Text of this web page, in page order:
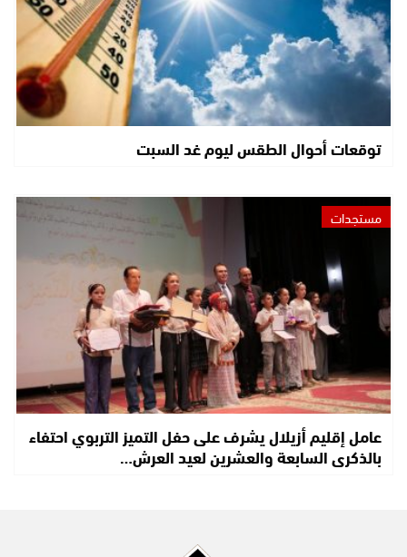
توقعات أحوال الطقس ليوم غد السبت
مستجدات
عامل إقليم أزيلال يشرف على حفل التميز التربوي احتفاء
بالذكرى السابعة والعشرين لعيد العرش…